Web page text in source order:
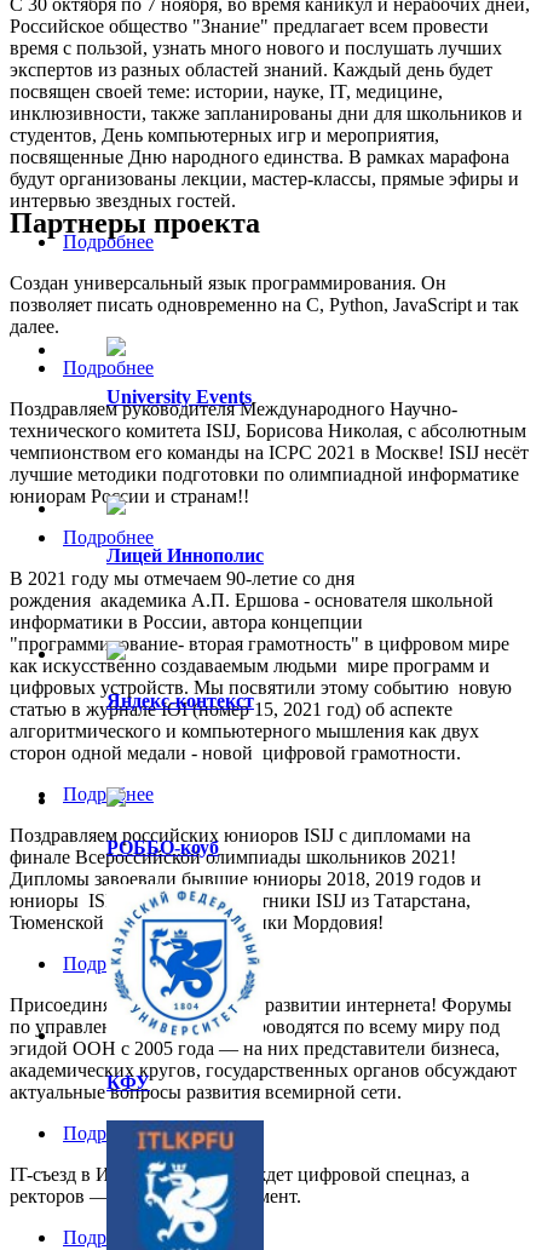
С 30 октября по 7 ноября, во время каникул и нерабочих дней,
Российское общество "Знание" предлагает всем провести
время с пользой, узнать много нового и послушать лучших
экспертов из разных областей знаний. Каждый день будет
посвящен своей теме: истории, науке, IT, медицине,
инклюзивности, также запланированы дни для школьников и
студентов, День компьютерных игр и мероприятия,
посвященные Дню народного единства. В рамках марафона
будут организованы лекции, мастер-классы, прямые эфиры и
интервью звездных гостей.
Подробнее
Создан универсальный язык программирования. Он
позволяет писать одновременно на С, Python, JavaScript и так
далее.
Подробнее
Поздравляем руководителя Международного Научно-
технического комитета ISIJ, Борисова Николая, с абсолютным
чемпионством его команды на ICPC 2021 в Москве! ISIJ несёт
лучшие методики подготовки по олимпиадной информатике
юниорам России и странам!!
Подробнее
В 2021 году мы отмечаем 90-летие со дня
рождения академика А.П. Ершова - основателя школьной
информатики в России, автора концепции
"программирование- вторая грамотность" в цифровом мире
как искусственно создаваемым людьми мире программ и
цифровых устройств. Мы посвятили этому событию новую
статью в журнале IOI (номер 15, 2021 год) об аспекте
алгоритмического и компьютерного мышления как двух
сторон одной медали - новой цифровой грамотности.
Подробнее
Поздравляем российских юниоров ISIJ с дипломами на
финале Всероссийской олимпиады школьников 2021!
Дипломы завоевали бывшие юниоры 2018, 2019 годов и
юниоры ISIJ 2020 года - участники ISIJ из Татарстана,
Тюменской области, Республики Мордовия!
Подробнее
Присоединяйся к дискуссии о развитии интернета! Форумы
по управлению интернетом проводятся по всему миру под
эгидой ООН с 2005 года — на них представители бизнеса,
академических кругов, государственных органов обсуждают
актуальные вопросы развития всемирной сети.
Подробнее
IT-съезд в Иннополисе: вузы ждет цифровой спецназ, а
ректоров — тотальный ассессмент.
Подробнее
Партнеры проекта
University Events
Лицей Иннополис
Яндекс-контекст
РОББО-коуб
КФУ